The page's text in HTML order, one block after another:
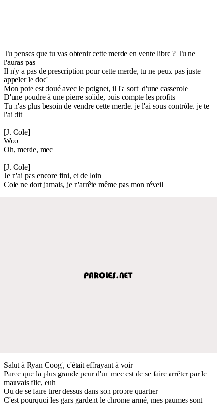
Tu penses que tu vas obtenir cette merde en vente libre ? Tu ne
l'auras pas
Il n'y a pas de prescription pour cette merde, tu ne peux pas juste
appeler le doc'
Mon pote est doué avec le poignet, il l'a sorti d'une casserole
D'une poudre à une pierre solide, puis compte les profits
Tu n'as plus besoin de vendre cette merde, je l'ai sous contrôle, je te
l'ai dit
[J. Cole]
Woo
Oh, merde, mec
[J. Cole]
Je n'ai pas encore fini, et de loin
Cole ne dort jamais, je n'arrête même pas mon réveil
Salut à Ryan Coog', c'était effrayant à voir
Parce que la plus grande peur d'un mec est de se faire arrêter par le
mauvais flic, euh
Ou de se faire tirer dessus dans son propre quartier
C'est pourquoi les gars gardent le chrome armé, mes paumes sont